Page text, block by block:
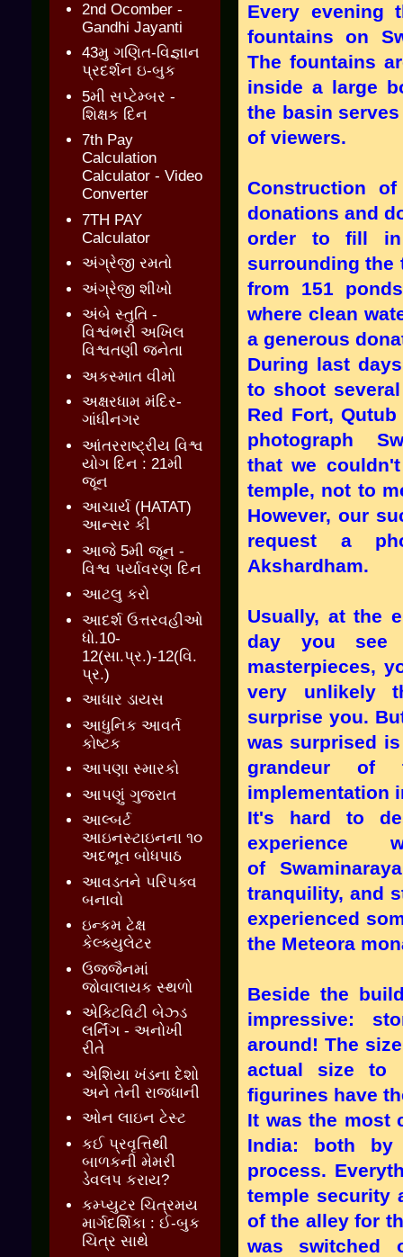
Every evening
fountains on
The fountains
inside a large
the basin
of viewers.
Construction
donations and
order to fill in
surrounding the
from 151
where clean
a generous
During last
to shoot
Red Fort,
photograph
that we
temple, not to
However, our
request a
Akshardham.
Usually, at the
day you see
masterpieces,
very unlikely
surprise you.
was surprised
grandeur of
implementation
It's hard to
experience
of
tranquility, and
experienced
the Meteora
Beside the
impressive:
around! The
actual size to
figurines have
It was the most
India: both by
process.
temple security
of the alley for
was switched
2nd Ocomber -
Gandhi Jayanti
43મુ ગણિત-વિજ્ઞાન
પ્રદર્શન ઇ-બુક
5મી સપ્ટેમ્બર -
શિક્ષક દિન
7th Pay
Calculation
Calculator - Video
Converter
7TH PAY
Calculator
અંગ્રેજી રમતો
અંગ્રેજી શીખો
અંબે સ્તુતિ -
વિશ્વંભરી અખિલ
વિશ્વતણી જનેતા
અકસ્માત વીમો
અક્ષરધામ મંદિર-
ગાંધીનગર
આંતરરાષ્ટ્રીય વિશ્વ
યોગ દિન : 21મી
જૂન
આચાર્ય (HATAT)
આન્સર કી
આજે 5મી જૂન -
વિશ્વ પર્યાવરણ દિન
આટલુ કરો
આદર્શ ઉત્તરવહીઓ
ધો.10-
12(સા.પ્ર.)-12(વિ.
પ્ર.)
આધાર ડાયસ
આધુનિક આવર્ત
કોષ્ટક
આપણા સ્મારકો
આપણું ગુજરાત
આલ્બર્ટ
આઇનસ્ટાઇનના ૧૦
અદભૂત બોધપાઠ
આવડતને પરિપક્વ
બનાવો
ઇન્કમ ટેક્ષ
કેલ્ક્યુલેટર
ઉજ્જૈનમાં
જોવાલાયક સ્થળો
એક્ટિવિટી બેઝ્ડ
લર્નિંગ - અનોખી
રીતે
એશિયા ખંડના દેશો
અને તેની રાજધાની
ઓન લાઇન ટેસ્ટ
કઈ પ્રવૃત્તિથી
બાળકની મેમરી
ડેવલપ કરાય?
કમ્પ્યુટર ચિત્રમય
માર્ગદર્શિકા : ઈ-બુક
ચિત્ર સાથે